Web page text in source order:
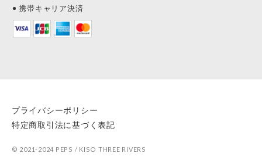
携帯キャリア決済
プライバシーポリシー
特定商取引法に基づく表記
© 2021-2024 PEPS / KISO THREE RIVERS